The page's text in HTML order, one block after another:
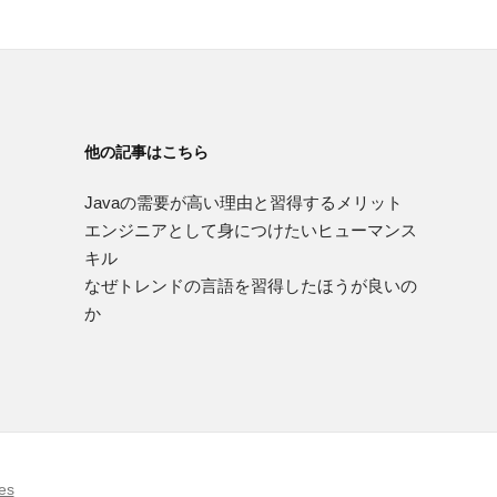
他の記事はこちら
Javaの需要が高い理由と習得するメリット
エンジニアとして身につけたいヒューマンス
キル
なぜトレンドの言語を習得したほうが良いの
か